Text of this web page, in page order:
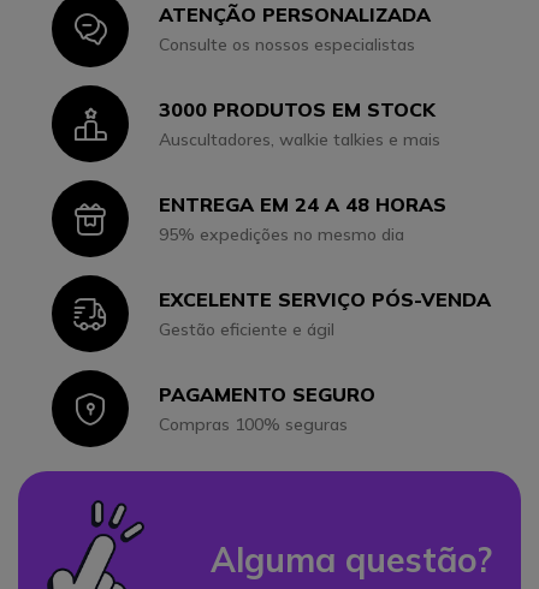
IconATENÇÃO PERSONALIZADA
Consulte os nossos especialistas
Icon3000 PRODUTOS EM STOCK
Auscultadores, walkie talkies e mais
IconENTREGA EM 24 A 48 HORAS
95% expedições no mesmo dia
IconEXCELENTE SERVIÇO PÓS-VENDA
Gestão eficiente e ágil
IconPAGAMENTO SEGURO
Compras 100% seguras
Alguma questão?